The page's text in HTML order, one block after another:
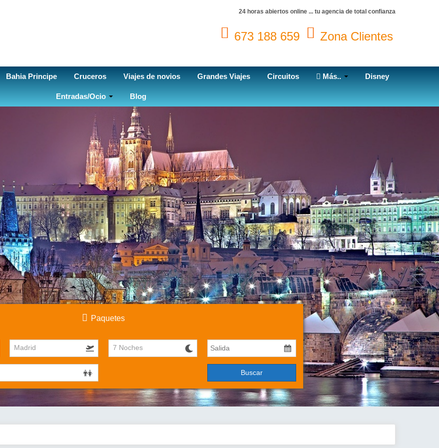
24 horas abiertos online ... tu agencia de total confianza
673 188 659 Zona Clientes
Bahia Principe Cruceros Viajes de novios Grandes Viajes Circuitos Más.. Disney
Entradas/Ocio Blog
Paquetes
Madrid 7 Noches
Buscar